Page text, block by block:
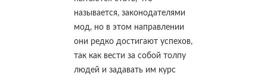
называется, законодателями
мод, но в этом направлении
они редко достигают успехов,
так как вести за собой толпу
людей и задавать им курс